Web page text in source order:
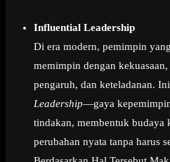
Influential Leadership
Di era modern, pemimpin
memimpin dengan
pengaruh, dan keteladanan.
Leadership—gaya
tindakan, membentuk budaya
perubahan nyata tanpa harus